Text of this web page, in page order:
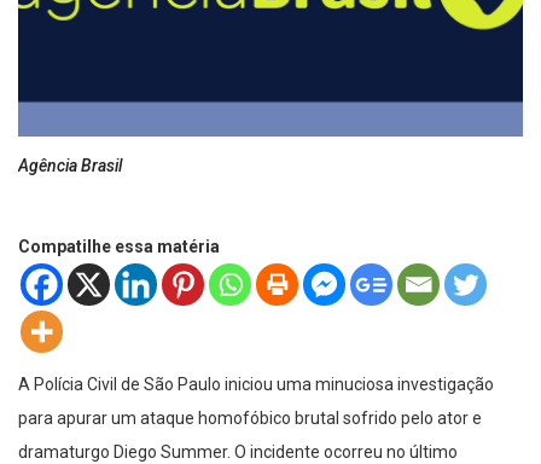
Agência Brasil
Compatilhe essa matéria
A Polícia Civil de São Paulo iniciou uma minuciosa investigação
para apurar um ataque homofóbico brutal sofrido pelo ator e
dramaturgo Diego Summer. O incidente ocorreu no último